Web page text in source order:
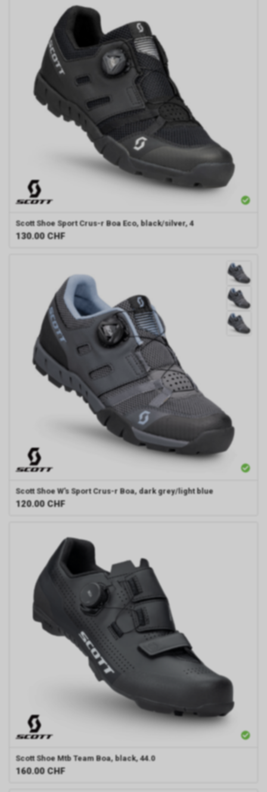
Scott Shoe Sport Crus-r Boa Eco, black/silver, 4
130.00 CHF
Scott Shoe W's Sport Crus-r Boa, dark grey/light blue
120.00 CHF
Scott Shoe Mtb Team Boa, black, 44.0
160.00 CHF